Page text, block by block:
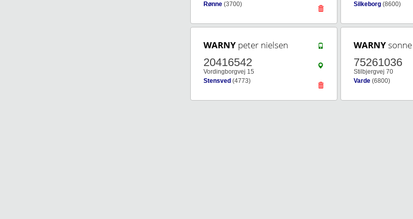
Rønne (3700)
Silkeborg (8600)
WARNY peter nielsen
20416542
Vordingborgvej 15
Stensved (4773)
WARNYsonne
75261036
Stilbjergvej 70
Varde (6800)